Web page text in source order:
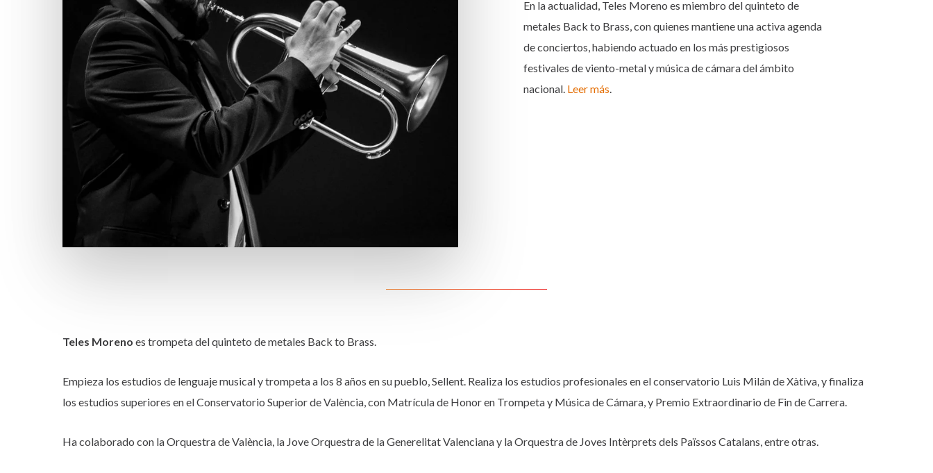
En la actualidad, Teles Moreno es miembro del quinteto de
metales Back to Brass, con quienes mantiene una activa agenda
de conciertos, habiendo actuado en los más prestigiosos
festivales de viento-metal y música de cámara del ámbito
nacional. Leer más.
Teles Moreno es trompeta del quinteto de metales Back to Brass.
Empieza los estudios de lenguaje musical y trompeta a los 8 años en su pueblo, Sellent. Realiza los estudios profesionales en el conservatorio Luis Milán de Xàtiva, y finaliza
los estudios superiores en el Conservatorio Superior de València, con Matrícula de Honor en Trompeta y Música de Cámara, y Premio Extraordinario de Fin de Carrera.
Ha colaborado con la Orquestra de València, la Jove Orquestra de la Generelitat Valenciana y la Orquestra de Joves Intèrprets dels Païssos Catalans, entre otras.